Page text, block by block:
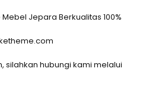
Jepara Berkualitas 100%
silahkan hubungi kami melalui